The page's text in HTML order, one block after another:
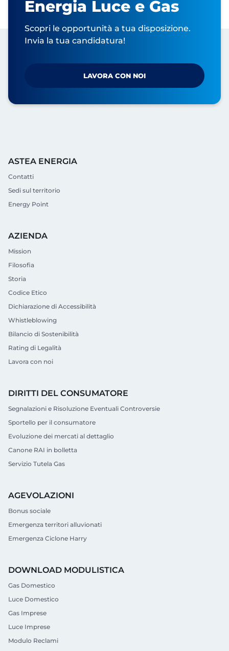
Energia Luce e Gas
Scopri le opportunità a tua disposizione.
Invia la tua candidatura!
LAVORA CON NOI
ASTEA ENERGIA
Contatti
Sedi sul territorio
Energy Point
AZIENDA
Mission
Filosofia
Storia
Codice Etico
Dichiarazione di Accessibilità
Whistleblowing
Bilancio di Sostenibilità
Rating di Legalità
Lavora con noi
DIRITTI DEL CONSUMATORE
Segnalazioni e Risoluzione Eventuali Controversie
Sportello per il consumatore
Evoluzione dei mercati al dettaglio
Canone RAI in bolletta
Servizio Tutela Gas
AGEVOLAZIONI
Bonus sociale
Emergenza territori alluvionati
Emergenza Ciclone Harry
DOWNLOAD MODULISTICA
Gas Domestico
Luce Domestico
Gas Imprese
Luce Imprese
Modulo Reclami